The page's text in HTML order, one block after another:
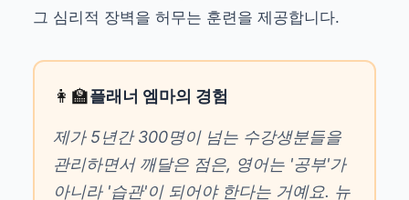
그 심리적 장벽을 허무는 훈련을 제공합니다.
👩‍🏫플래너 엠마의 경험
제가 5년간 300명이 넘는 수강생분들을
관리하면서 깨달은 점은, 영어는 '공부'가
아니라 '습관'이 되어야 한다는 거예요. 뉴